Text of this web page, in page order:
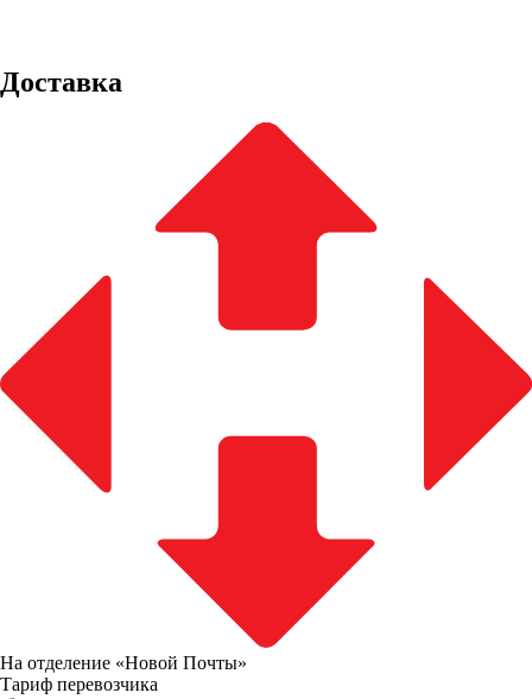
Доставка
На отделение «Новой Почты»
Тариф перевозчика